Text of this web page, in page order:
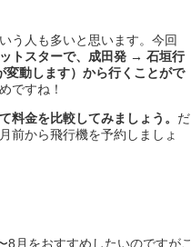
う人も多いと思います。今回
トスターで、成田発 → 石垣行
変動します）から行くことがで
ですね！
料金を比較してみましょう。 だ
前から飛行機を予約しましょ
8月をおすすめしたいのですがこ